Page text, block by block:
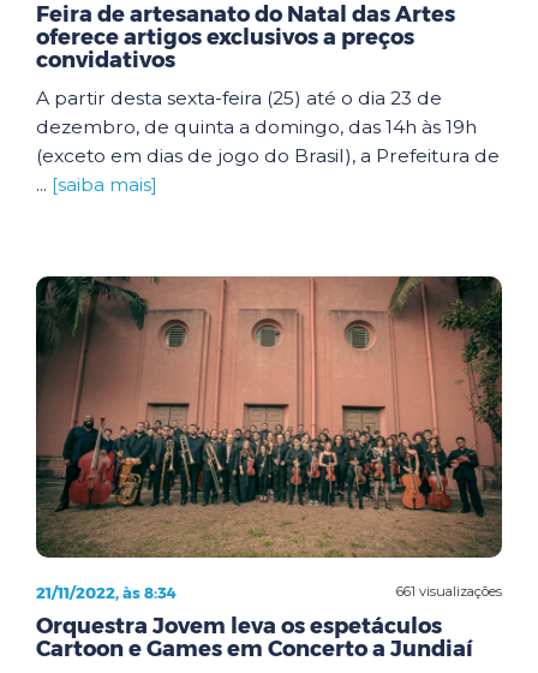
Feira de artesanato do Natal das Artes
oferece artigos exclusivos a preços
convidativos
A partir desta sexta-feira (25) até o dia 23 de
dezembro, de quinta a domingo, das 14h às 19h
(exceto em dias de jogo do Brasil), a Prefeitura de
... [saiba mais]
661 visualizações
21/11/2022, às 8:34
Orquestra Jovem leva os espetáculos
Cartoon e Games em Concerto a Jundiaí